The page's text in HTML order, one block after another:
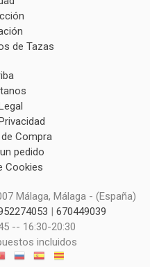
de Tazas
Compra
pedido
Cookies
Málaga, Málaga - (España)
| 670449039
-- 16:30-20:30
incluidos